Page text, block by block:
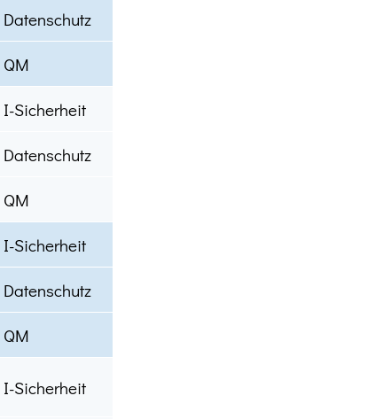
Datenschutz
QM
I-Sicherheit
Datenschutz
QM
I-Sicherheit
Datenschutz
QM
I-Sicherheit